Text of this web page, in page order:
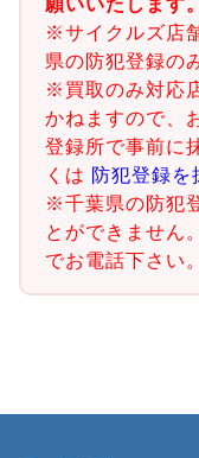
願いいたします。
※サイクルズ店
県の防犯登録の
※買取のみ対応
かねますので、
登録所で事前に
くは 防犯登録を
※千葉県の防犯
とができません
でお電話下さい。